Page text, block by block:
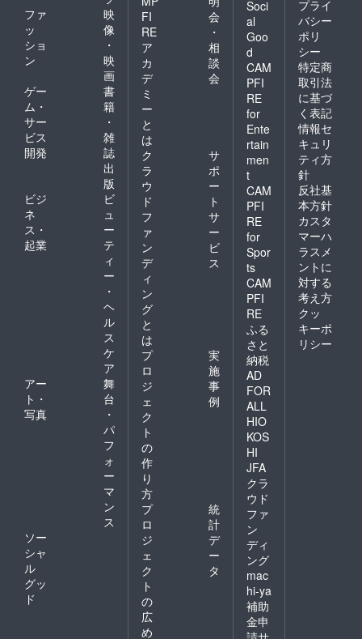
ファ
ッ
ショ
ン
映
像
・
映
画
ゲー
ム・
サー
ビス
開発
書
籍
・
雑
誌
出
版
ビジ
ネ
ス・
起業
ビ
ュ
ー
テ
ィ
ー
・
ヘ
ル
ス
ケ
ア
アー
ト・
写真
舞
台
・
パ
フ
ォ
ー
マ
ン
ス
ソー
シャ
ル
グッ
ド
FI
RE
ア
カ
デ
ミ
ー
と
は
会
・
相
談
会
ク
ラ
ウ
ド
フ
ァ
ン
デ
ィ
ン
グ
と
は
サ
ポ
ー
ト
サ
ー
ビ
ス
プ
ロ
ジ
ェ
ク
ト
の
作
り
方
実
施
事
例
プ
ロ
ジ
ェ
ク
ト
の
広
め
統
計
デ
ー
タ
Soci
al
Goo
d
CAM
PFI
RE
for
Ente
rtain
men
t
CAM
PFI
RE
for
Spor
ts
CAM
PFI
RE
ふる
さと
納税
AD
FOR
ALL
HIO
KOS
HI
JFA
クラ
ウド
ファ
ン
ディ
ング
mac
hi-ya
補助
金申
プライ
バシー
ポリ
シー
特定商
取引法
に基づ
く表記
情報セ
キュリ
ティ方
針
反社基
本方針
カスタ
マーハ
ラスメ
ントに
対する
考え方
クッ
キーポ
リシー